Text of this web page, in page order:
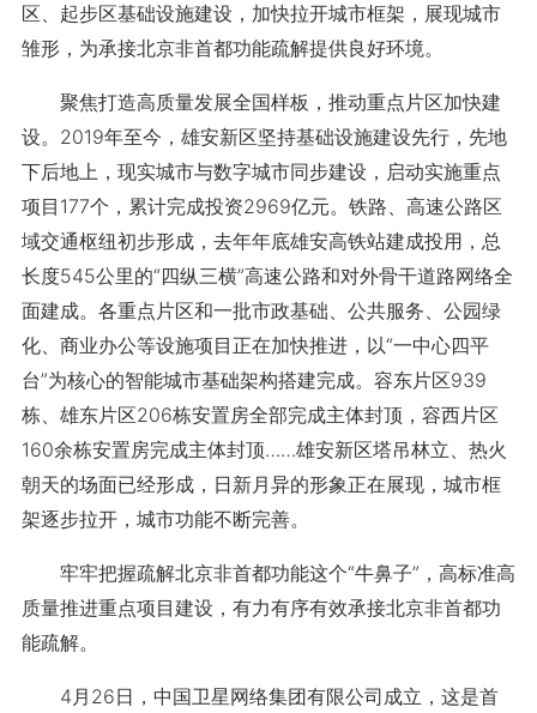
区、起步区基础设施建设，加快拉开城市框架，展现城市
雏形，为承接北京非首都功能疏解提供良好环境。
聚焦打造高质量发展全国样板，推动重点片区加快建
设。2019年至今，雄安新区坚持基础设施建设先行，先地
下后地上，现实城市与数字城市同步建设，启动实施重点
项目177个，累计完成投资2969亿元。铁路、高速公路区
域交通枢纽初步形成，去年年底雄安高铁站建成投用，总
长度545公里的“四纵三横”高速公路和对外骨干道路网络全
面建成。各重点片区和一批市政基础、公共服务、公园绿
化、商业办公等设施项目正在加快推进，以“一中心四平
台”为核心的智能城市基础架构搭建完成。容东片区939
栋、雄东片区206栋安置房全部完成主体封顶，容西片区
160余栋安置房完成主体封顶……雄安新区塔吊林立、热火
朝天的场面已经形成，日新月异的形象正在展现，城市框
架逐步拉开，城市功能不断完善。
牢牢把握疏解北京非首都功能这个“牛鼻子”，高标准高
质量推进重点项目建设，有力有序有效承接北京非首都功
能疏解。
4月26日，中国卫星网络集团有限公司成立，这是首